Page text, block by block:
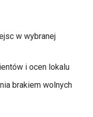
w wybranej
i ocen lokalu
brakiem wolnych